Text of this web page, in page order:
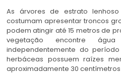
As árvores de estrato
costumam apresentar troncos
podem atingir até 15 metros de
vegetação encontre
independentemente do
herbáceas possuem raízes
aproximadamente 30